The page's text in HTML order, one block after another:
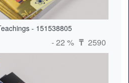
- 151538805
- 22 % ₸ 2590